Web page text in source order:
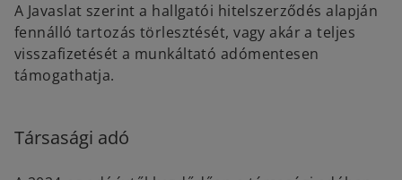
A Javaslat szerint a hallgatói hitelszerződés alapján
fennálló tartozás törlesztését, vagy akár a teljes
visszafizetését a munkáltató adómentesen
támogathatja.
Társasági adó